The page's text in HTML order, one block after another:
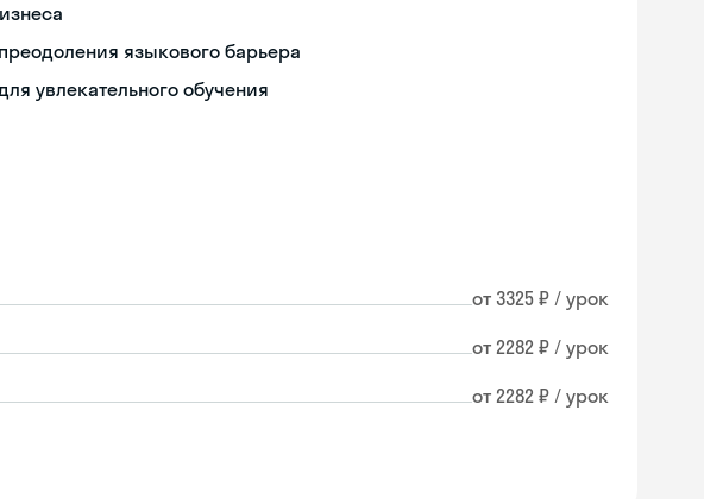
языкового барьера
увлекательного обучения
от 3325 ₽ / урок
от 2282 ₽ / урок
от 2282 ₽ / урок